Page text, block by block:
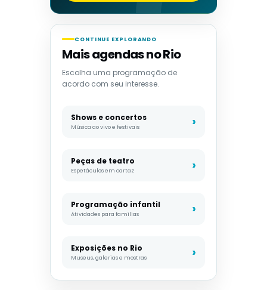
CONTINUE EXPLORANDO
Mais agendas no Rio
Escolha uma programação de
acordo com seu interesse.
Shows e concertos
Música ao vivo e festivais
Peças de teatro
Espetáculos em cartaz
Programação infantil
Atividades para famílias
Exposições no Rio
Museus, galerias e mostras